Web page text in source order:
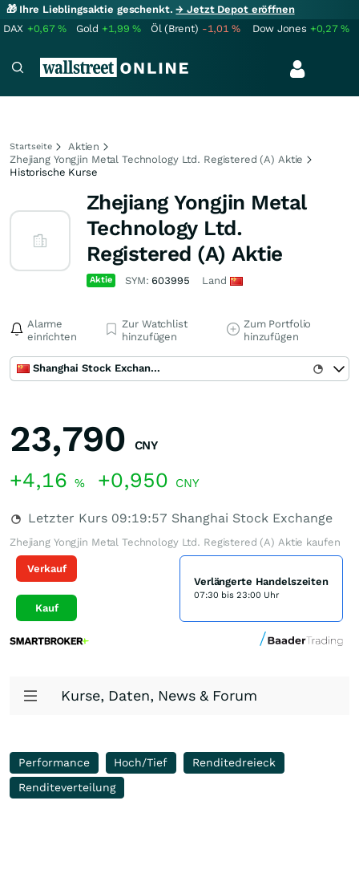
🎁 Ihre Lieblingsaktie geschenkt.→ Jetzt Depot eröffnen
DAX +0,67% Gold +1,99% Öl (Brent) -1,01% Dow Jones +0,27%
Startseite
Aktien
Zhejiang Yongjin Metal Technology Ltd. Registered (A) Aktie
Historische Kurse
Zhejiang Yongjin Metal
Technology Ltd.
Registered (A) Aktie
Aktie SYM: 603995 Land
Alarme
einrichten
Zur Watchlist
hinzufügen
Zum Portfolio
hinzufügen
Shanghai Stock Exchange
23,790 CNY
+4,16 % +0,950 CNY
Letzter Kurs 09:19:57 Shanghai Stock Exchange
Zhejiang Yongjin Metal Technology Ltd. Registered (A) Aktie kaufen
Verkauf
Kauf
Verlängerte Handelszeiten
07:30 bis 23:00 Uhr
Kurse, Daten, News & Forum
Performance Hoch/Tief
Renditedreieck
Renditeverteilung